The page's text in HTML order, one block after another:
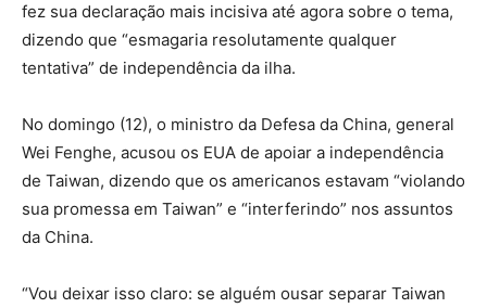
fez sua declaração mais incisiva até agora sobre o tema,
dizendo que “esmagaria resolutamente qualquer
tentativa” de independência da ilha.
No domingo (12), o ministro da Defesa da China, general
Wei Fenghe, acusou os EUA de apoiar a independência
de Taiwan, dizendo que os americanos estavam “violando
sua promessa em Taiwan” e “interferindo” nos assuntos
da China.
“Vou deixar isso claro: se alguém ousar separar Taiwan